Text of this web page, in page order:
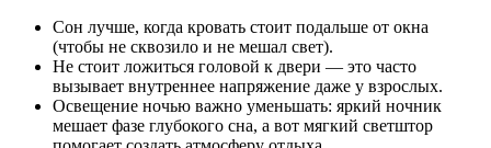
Сон лучше, когда кровать стоит подальше от окна
(чтобы не сквозило и не мешал свет).
Не стоит ложиться головой к двери — это часто
вызывает внутреннее напряжение даже у взрослых.
Освещение ночью важно уменьшать: яркий ночник
мешает фазе глубокого сна, а вот мягкий светштор